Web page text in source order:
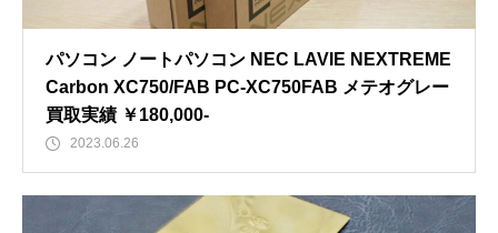
パソコン ノートパソコン NEC LAVIE NEXTREME
Carbon XC750/FAB PC-XC750FAB メテオグレー
買取実績 ￥180,000-
2023.06.26